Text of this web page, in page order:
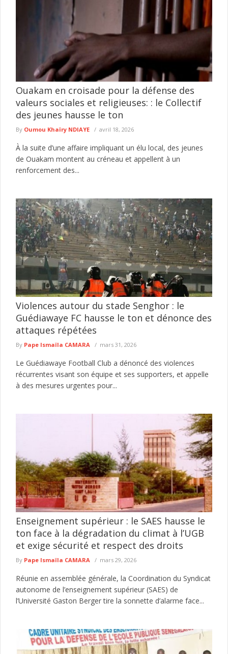
Ouakam en croisade pour la défense des
valeurs sociales et religieuses: : le Collectif
des jeunes hausse le ton
By Oumou Khaïry NDIAYE avril 18, 2026
À la suite d’une affaire impliquant un élu local, des jeunes
de Ouakam montent au créneau et appellent à un
renforcement des...
Violences autour du stade Senghor : le
Guédiawaye FC hausse le ton et dénonce des
attaques répétées
By Pape Ismaïla CAMARA mars 31, 2026
Le Guédiawaye Football Club a dénoncé des violences
récurrentes visant son équipe et ses supporters, et appelle
à des mesures urgentes pour...
Enseignement supérieur : le SAES hausse le
ton face à la dégradation du climat à l’UGB
et exige sécurité et respect des droits
By Pape Ismaïla CAMARA mars 29, 2026
Réunie en assemblée générale, la Coordination du Syndicat
autonome de l’enseignement supérieur (SAES) de
l’Université Gaston Berger tire la sonnette d’alarme face...